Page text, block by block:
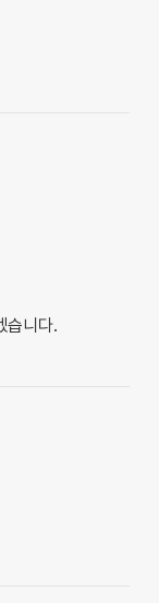
습니다.